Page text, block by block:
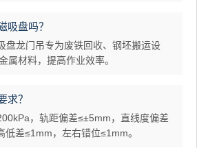
吸盘吗？
盘龙门吊专为废铁回收、钢坯搬运设
属材料，提高作业效率。
求？
，轨距偏差≤±5mm，直线度偏差
差≤1mm，左右错位≤1mm。